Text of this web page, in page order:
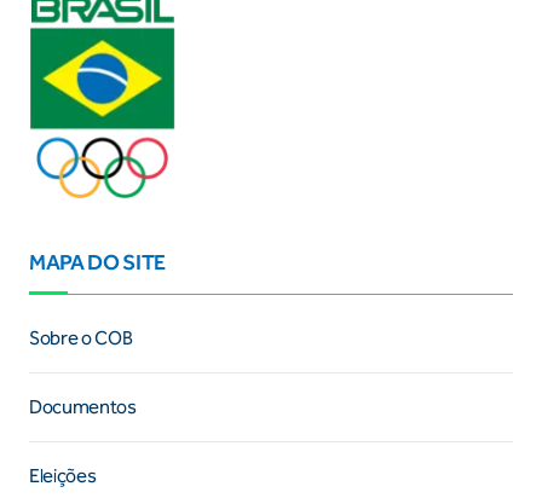
MAPA DO SITE
Sobre o COB
Documentos
Eleições